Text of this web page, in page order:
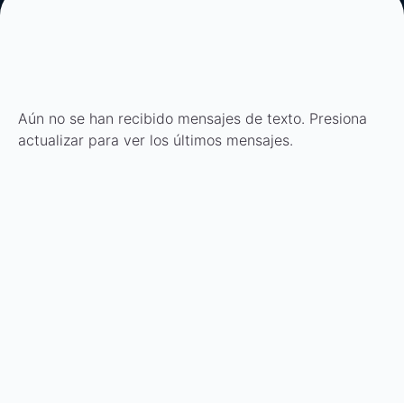
Aún no se han recibido mensajes de texto. Presiona
actualizar para ver los últimos mensajes.